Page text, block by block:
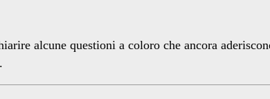
alcune questioni a coloro che ancora
.